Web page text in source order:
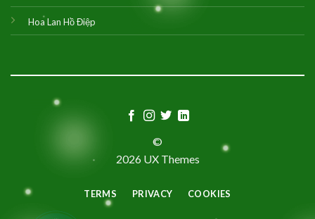
Hoa Lan Hồ Điệp
©
2026 UX Themes
TERMS PRIVACY COOKIES